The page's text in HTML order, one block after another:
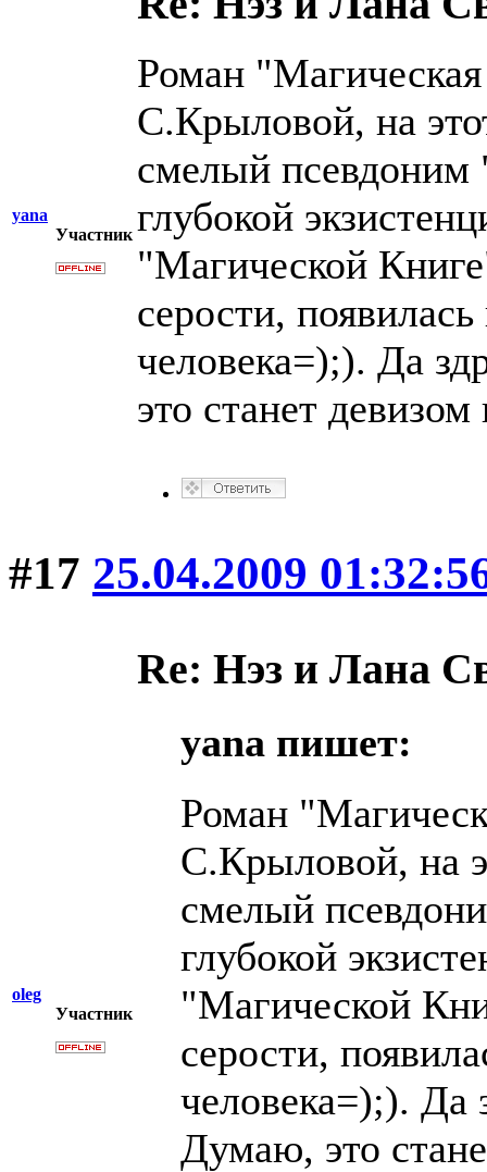
yana
Участник
Роман
С.Крыловой, на
смелый
глубокой
"Магической
серости,
человека=);). Да
это станет
#17 25.04.2009
oleg
Участник
Re: Нэз и Лана
yana пишет:
Роман
С.Крыловой, на
смелый
глубокой
"Магической
серости,
человека=);). Да
Думаю, это